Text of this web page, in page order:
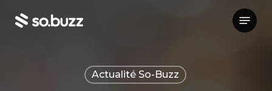
Menu
Actualité So-Buzz